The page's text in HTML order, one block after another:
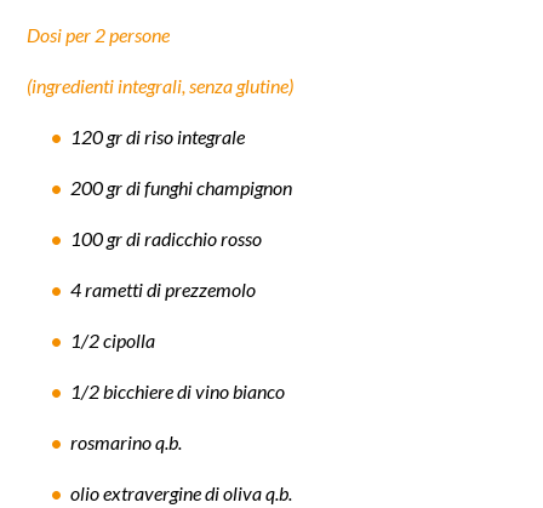
Dosi per 2 persone
(ingredienti integrali, senza glutine)
120 gr di riso integrale
200 gr di funghi champignon
100 gr di radicchio rosso
4 rametti di prezzemolo
1/2 cipolla
1/2 bicchiere di vino bianco
rosmarino q.b.
olio extravergine di oliva q.b.